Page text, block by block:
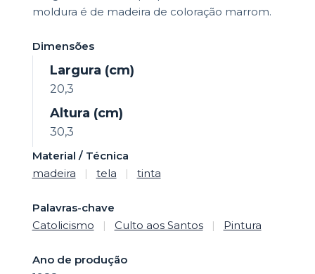
moldura é de madeira de coloração marrom.
Dimensões
Largura (cm)
20,3
Altura (cm)
30,3
Material / Técnica
madeira
| tela | tinta
Palavras-chave
Catolicismo
| Culto aos Santos | Pintura
Ano de produção